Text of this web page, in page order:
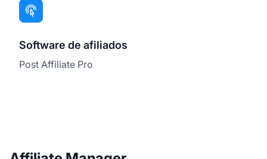
Software de afiliados
Post Affiliate Pro